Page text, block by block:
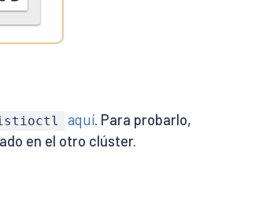
aquí. Para probarlo,
en el otro clúster.